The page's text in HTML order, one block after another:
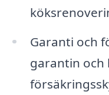
Garanti och
garantin och